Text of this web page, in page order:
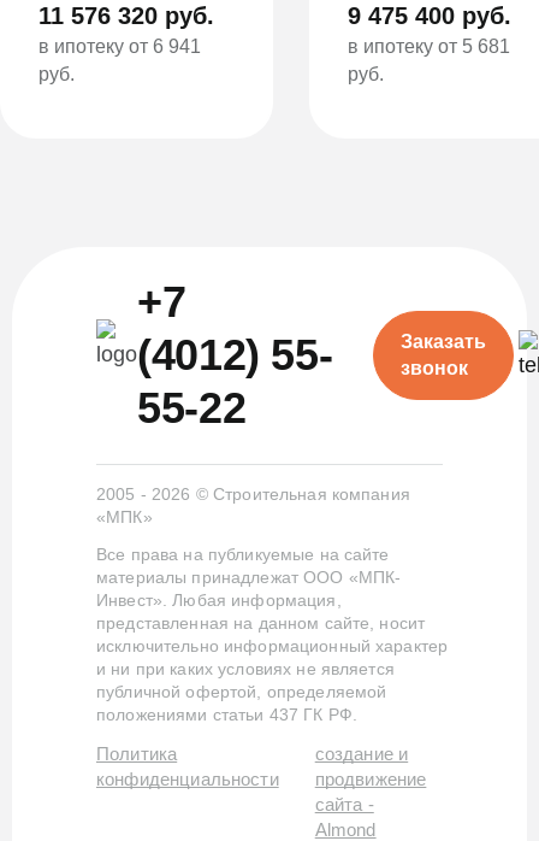
11 576 320 руб.
в ипотеку от 6 941
руб.
9 475 400 руб.
в ипотеку от 5 681
руб.
+7
(4012) 55-
55-22
Заказать
звонок
2005 - 2026 © Строительная компания
«МПК»
Все права на публикуемые на сайте
материалы принадлежат ООО «МПК-
Инвест». Любая информация,
представленная на данном сайте, носит
исключительно информационный характер
и ни при каких условиях не является
публичной офертой, определяемой
положениями статьи 437 ГК РФ.
Политика
конфиденциальности
создание и
продвижение
сайта -
Almond